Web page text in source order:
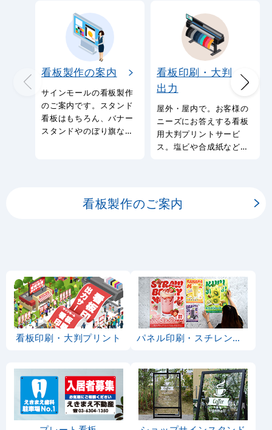
看板製作の案内
サインモールの看板製作
のご案内です。スタンド
看板はもちろん、バナー
スタンドやのぼり旗など
看板印刷・大判
出力
屋外・屋内で。お客様の
ニーズにお答えする看板
用大判プリントサービ
ス。塩ビや合成紙など看
看板製作のご案内
看板印刷・大判プリント パネル印刷・スチレンボード